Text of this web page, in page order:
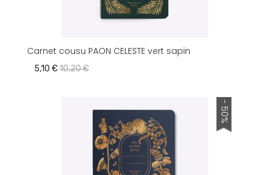
Carnet cousu PAON CELESTE vert sapin
5,10 €10,20 €
- 50%